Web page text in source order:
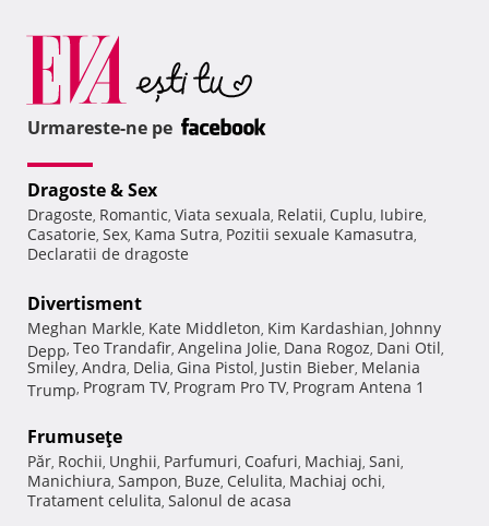
Urmareste-ne pe
Dragoste & Sex
Dragoste, Romantic, Viata sexuala, Relatii, Cuplu, Iubire,
Casatorie, Sex, Kama Sutra, Pozitii sexuale Kamasutra,
Declaratii de dragoste
Divertisment
Meghan Markle, Kate Middleton, Kim Kardashian, Johnny
Depp, Teo Trandafir, Angelina Jolie, Dana Rogoz, Dani Otil,
Smiley, Andra, Delia, Gina Pistol, Justin Bieber, Melania
Trump, Program TV, Program Pro TV, Program Antena 1
Frumuseţe
Păr, Rochii, Unghii, Parfumuri, Coafuri, Machiaj, Sani,
Manichiura, Sampon, Buze, Celulita, Machiaj ochi,
Tratament celulita, Salonul de acasa